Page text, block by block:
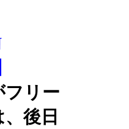
フリー
後日